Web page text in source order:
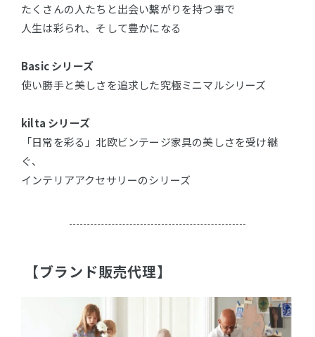
たくさんの人たちと出会い繫がりを持つ事で
人生は彩られ、そして豊かになる
Basic シリーズ
使い勝手と美しさを追求した究極ミニマルシリーズ
kilta シリーズ
「日常を彩る」北欧ビンテージ家具の美しさを受け継
ぐ、
インテリアアクセサリーのシリーズ
【ブランド販売代理】